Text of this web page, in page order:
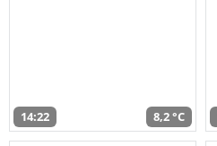
14:22 8,2 °C